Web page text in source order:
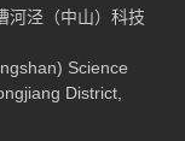
该设备还可与在
物料，再经
升浆料的分散性
，这种组合方式
产需求。
河泾（中山）科技
Science
District,